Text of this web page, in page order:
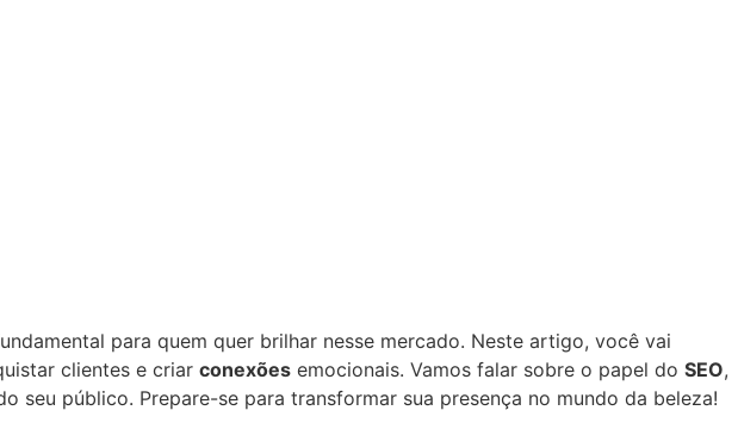
para quem quer brilhar nesse mercado. Neste artigo, você vai
clientes e criar conexões emocionais. Vamos falar sobre o papel do SEO,
seu público. Prepare-se para transformar sua presença no mundo da beleza!